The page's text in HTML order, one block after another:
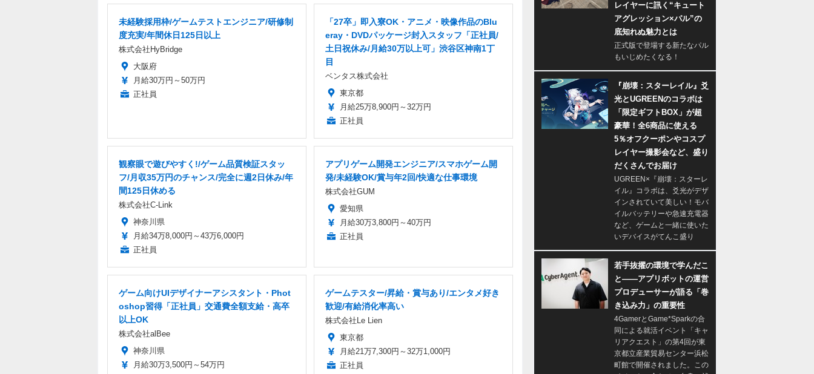
未経験採用枠/ゲームテストエンジニア/研修制
度充実/年間休日125日以上
株式会社HyBridge
大阪府
月給30万円～50万円
正社員
「27卒」即入寮OK・アニメ・映像作品のBlu
eray・DVDパッケージ封入スタッフ「正社員/
土日祝休み/月給30万以上可」渋谷区神南1丁
目
ベンタス株式会社
東京都
月給25万8,900円～32万円
正社員
観察眼で遊びやすく!/ゲーム品質検証スタッ
フ/月収35万円のチャンス/完全に週2日休み/年
間125日休める
株式会社C-Link
神奈川県
月給34万8,000円～43万6,000円
正社員
アプリゲーム開発エンジニア/スマホゲーム開
発/未経験OK/賞与年2回/快適な仕事環境
株式会社GUM
愛知県
月給30万3,800円～40万円
正社員
ゲーム向けUIデザイナーアシスタント・Phot
oshop習得「正社員」交通費全額支給・高卒
以上OK
株式会社alBee
神奈川県
月給30万3,500円～54万円
ゲームテスター/昇給・賞与あり/エンタメ好き
歓迎/有給消化率高い
株式会社Le Lien
東京都
月給21万7,300円～32万1,000円
正社員
レイヤーに訊く“キュート
アグレッション×パル”の
底知れぬ魅力とは
正式版で登場する新たなパル
もいじめたくなる！
『崩壊：スターレイル』爻
光とUGREENのコラボは
「限定ギフトBOX」が超
豪華！全6商品に使える
5％オフクーポンやコスプ
レイヤー撮影会など、盛り
だくさんでお届け
UGREEN×『崩壊：スターレ
イル』コラボは、爻光がデザ
インされていて美しい！モバ
イルバッテリーや急速充電器
など、ゲームと一緒に使いた
いデバイスがてんこ盛り
若手抜擢の環境で学んだこ
と――アプリボットの運営
プロデューサーが語る「巻
き込み力」の重要性
4GamerとGame*Sparkの合
同による就活イベント「キャ
リアクエスト」の第4回が東
京都立産業貿易センター浜松
町館で開催されました。この